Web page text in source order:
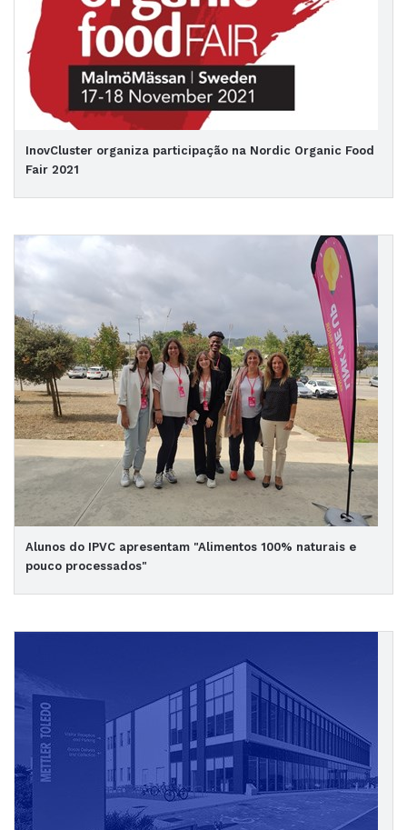
InovCluster organiza participação na Nordic Organic Food
Fair 2021
Alunos do IPVC apresentam "Alimentos 100% naturais e
pouco processados"